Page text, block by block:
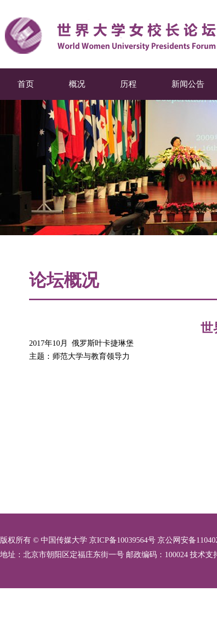
首页 概况 历程 新闻公告
论坛概况
世
2017年10月 俄罗斯叶卡捷琳堡
主题：师范大学与教育领导力
版权所有 © 中国传媒大学 京ICP备10039564号 京公网安备
地址：北京市朝阳区定福庄东街一号 邮政编码：100024 技术